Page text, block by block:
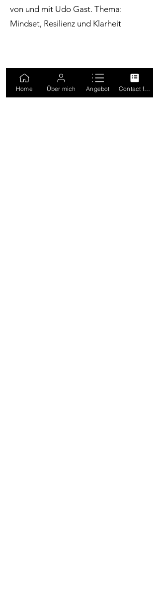
von und mit Udo Gast. Thema:
Mindset, Resilienz und Klarheit
Home Über mich Angebot Contact form